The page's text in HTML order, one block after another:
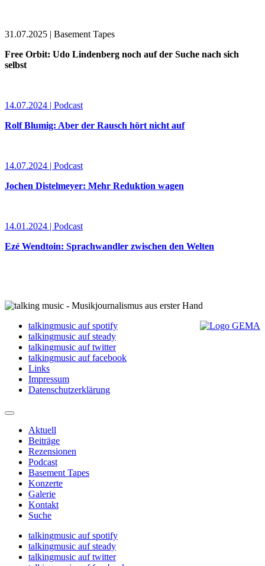
31.07.2025 | Basement Tapes
Free Orbit: Udo Lindenberg noch auf der Suche nach sich
selbst
14.07.2024 | Podcast
Rolf Blumig: Aber der Rausch hört nicht auf
14.07.2024 | Podcast
Jochen Distelmeyer: Mehr Reduktion wagen
14.01.2024 | Podcast
Ezé Wendtoin: Sprachwandler zwischen den Welten
talkingmusic auf spotify
talkingmusic auf steady
talkingmusic auf twitter
talkingmusic auf facebook
Links
Impressum
Datenschutzerklärung
Aktuell
Beiträge
Rezensionen
Podcast
Basement Tapes
Konzerte
Galerie
Kontakt
Suche
talkingmusic auf spotify
talkingmusic auf steady
talkingmusic auf twitter